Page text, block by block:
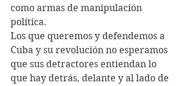
como armas de manipulación
política.
Los que queremos y defendemos a
Cuba y su revolución no esperamos
que sus detractores entiendan lo
que hay detrás, delante y al lado de